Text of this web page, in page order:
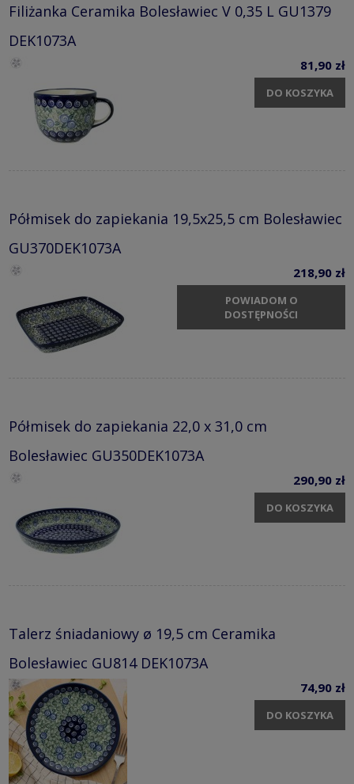
Filiżanka Ceramika Bolesławiec V 0,35 L GU1379
DEK1073A
81,90 zł
DO KOSZYKA
Półmisek do zapiekania 19,5x25,5 cm Bolesławiec
GU370DEK1073A
218,90 zł
POWIADOM O
DOSTĘPNOŚCI
Półmisek do zapiekania 22,0 x 31,0 cm
Bolesławiec GU350DEK1073A
290,90 zł
DO KOSZYKA
Talerz śniadaniowy ø 19,5 cm Ceramika
Bolesławiec GU814 DEK1073A
74,90 zł
DO KOSZYKA